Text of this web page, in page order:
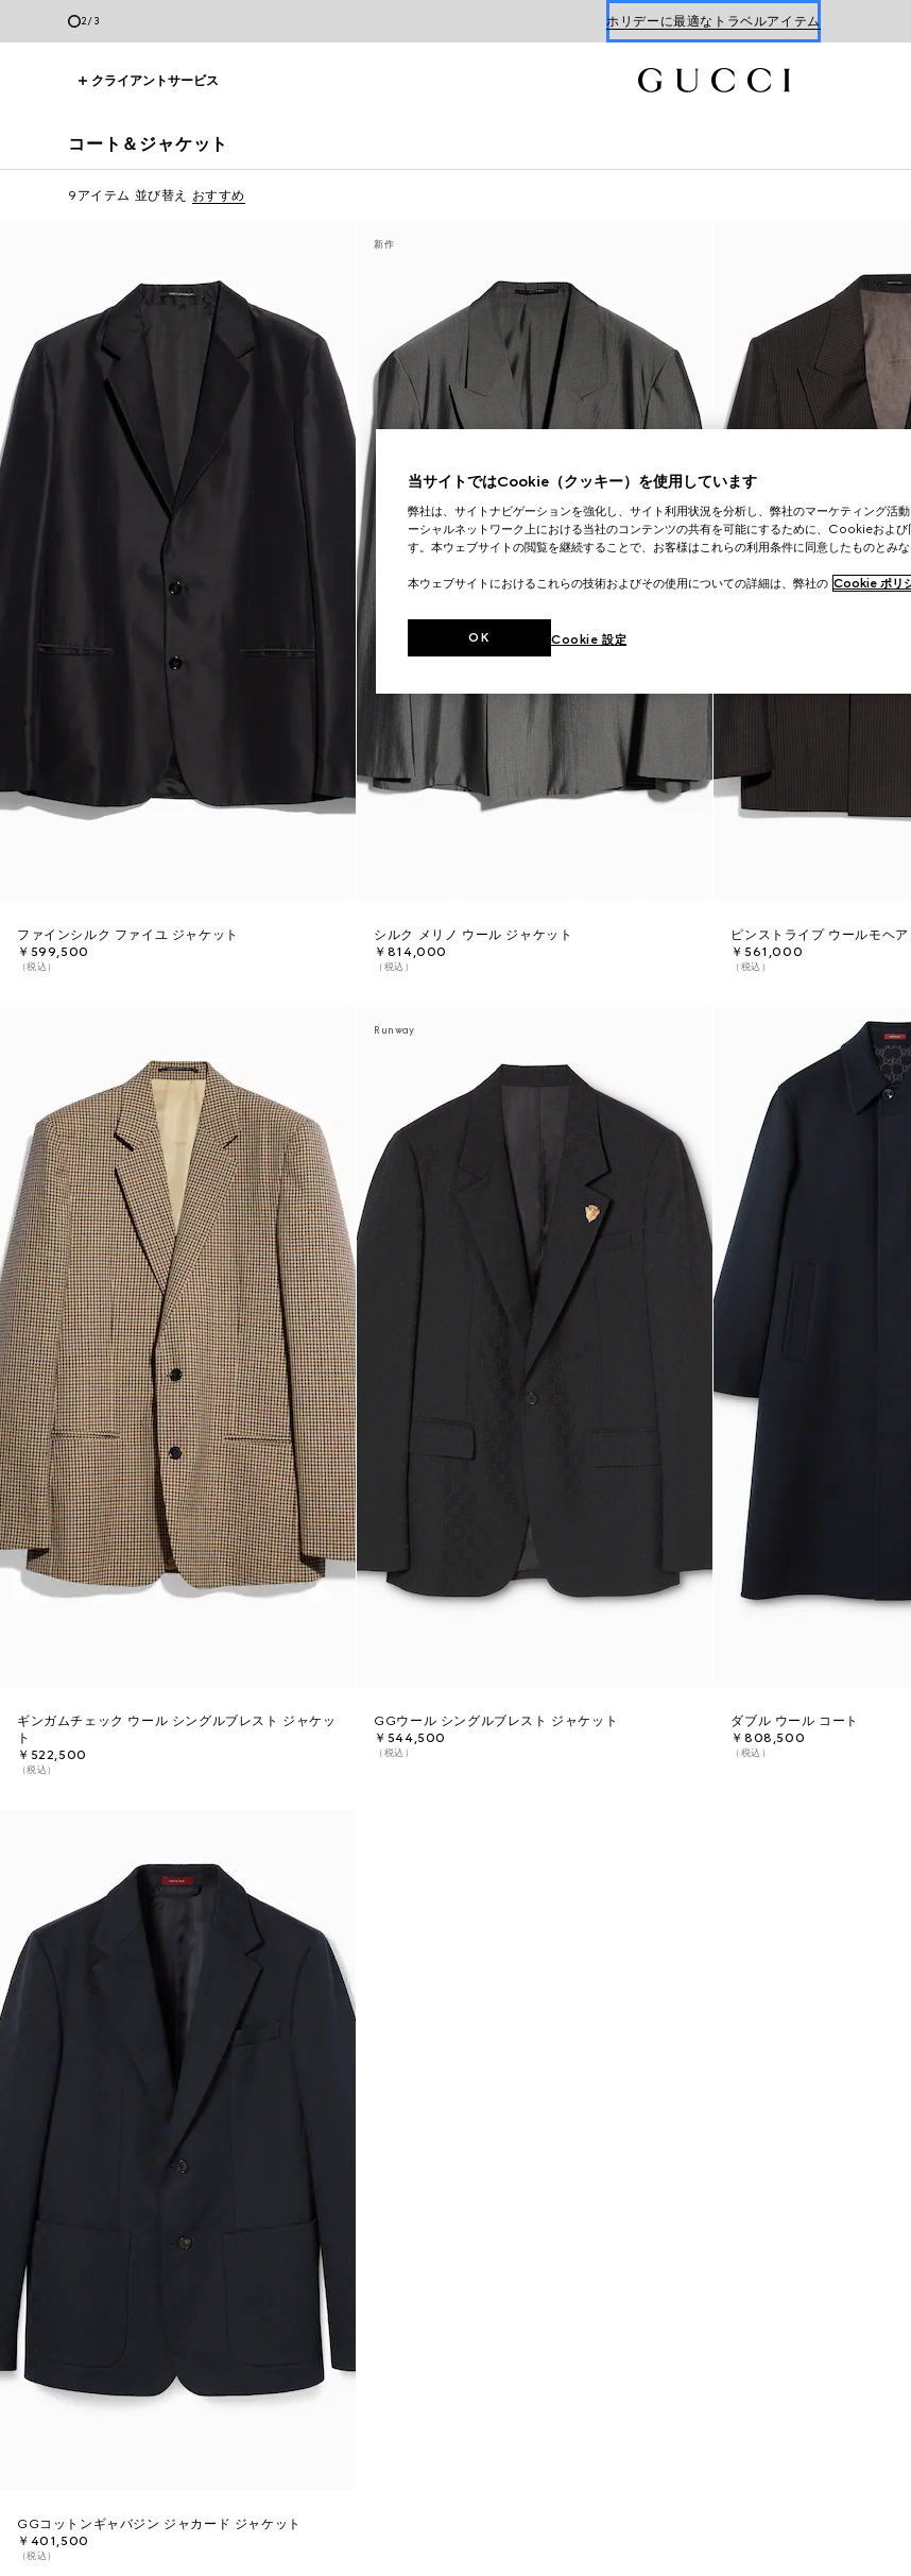
3/3
ホリデーに最適なトラベルアイテム
オンライン限定 〔GGマーモント〕
クライアントサービス
コート＆ジャケット
9アイテム 並び替え おすすめ
ファインシルク ファイユ ジャケット
￥599,500
（税込）
新作
シルク メリノ ウール ジャケット
￥814,000
（税込）
ピンストライプ ウールモヘア
￥561,000
（税込）
ギンガムチェック ウール シングルブレスト ジャケッ
ト
￥522,500
（税込）
Runway
GGウール シングルブレスト ジャケット
￥544,500
（税込）
ダブル ウール コート
￥808,500
（税込）
GGコットンギャバジン ジャカード ジャケット
￥401,500
（税込）
当サイトではCookie（クッキー）を使用しています
弊社は、サイトナビゲーションを強化し、サイト利用状況を分析し、弊社のマーケティング活
ーシャルネットワーク上における当社のコンテンツの共有を可能にするために、Cookieおよび
す。本ウェブサイトの閲覧を継続することで、お客様はこれらの利用条件に同意したものとみな
本ウェブサイトにおけるこれらの技術およびその使用についての詳細は、弊社の Cookie ポリ
Cookie 設定
OK